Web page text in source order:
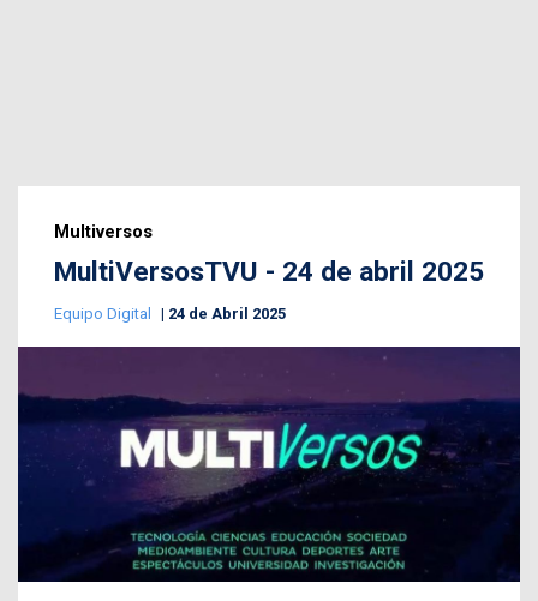
Multiversos
MultiVersosTVU - 24 de abril 2025
Equipo Digital 24 de Abril 2025